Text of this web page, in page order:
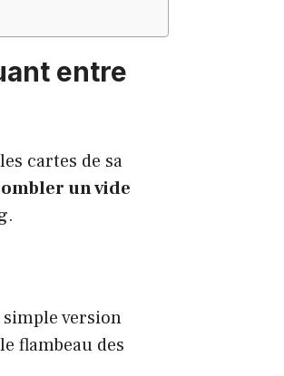
entre
cartes de sa
un vide
simple version
flambeau des